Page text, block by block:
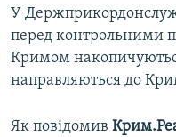
ВСЕ ЗА ДЕНЬ
СПЕЦПРОЕКТИ
ДЕПОРТАЦІЯ
ЯК ОБІЙТИ
Русский
У
перед контрольними
Кримом
направляються до
Як повідомив